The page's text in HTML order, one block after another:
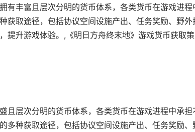
有丰富且层次分明的货币体系，各类货币在游戏进
获取途径，包括协议空间设施产出、任务奖励、野
提升游戏体验。,《明日方舟终末地》游戏货币获取
且层次分明的货币体系，各类货币在游戏进程中承
多种获取途径，包括协议空间设施产出、任务奖励